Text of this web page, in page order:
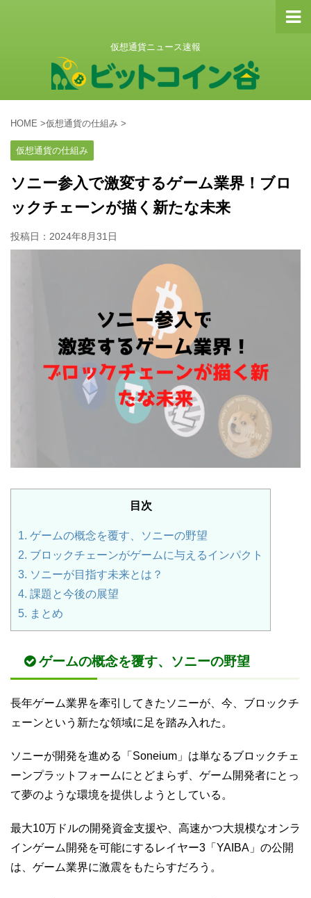
仮想通貨ニュース速報
HOME >仮想通貨の仕組み >
仮想通貨の仕組み
ソニー参入で激変するゲーム業界！ブロ
ックチェーンが描く新たな未来
投稿日： 2024年8月31日
目次
1. ゲームの概念を覆す、ソニーの野望
2. ブロックチェーンがゲームに与えるインパクト
3. ソニーが目指す未来とは？
4. 課題と今後の展望
5. まとめ
ゲームの概念を覆す、ソニーの野望
長年ゲーム業界を牽引してきたソニーが、今、ブロックチ
ェーンという新たな領域に足を踏み入れた。
ソニーが開発を進める「Soneium」は単なるブロックチェ
ーンプラットフォームにとどまらず、ゲーム開発者にとっ
て夢のような環境を提供しようとしている。
最大10万ドルの開発資金支援や、高速かつ大規模なオンラ
インゲーム開発を可能にするレイヤー3「YAIBA」の公開
は、ゲーム業界に激震をもたらすだろう。